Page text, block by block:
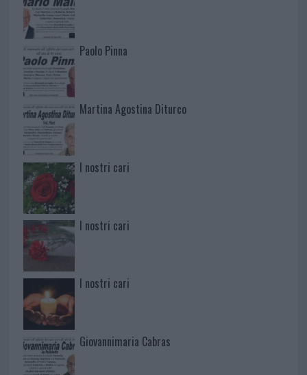
Paolo Pinna
Martina Agostina Diturco
I nostri cari
I nostri cari
I nostri cari
Giovannimaria Cabras